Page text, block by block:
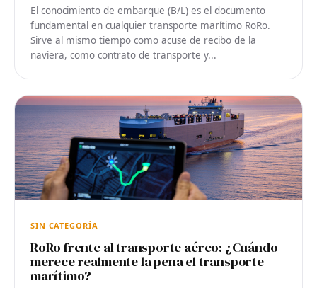
El conocimiento de embarque (B/L) es el documento
fundamental en cualquier transporte marítimo RoRo.
Sirve al mismo tiempo como acuse de recibo de la
naviera, como contrato de transporte y...
SIN CATEGORÍA
RoRo frente al transporte aéreo: ¿Cuándo
merece realmente la pena el transporte
marítimo?